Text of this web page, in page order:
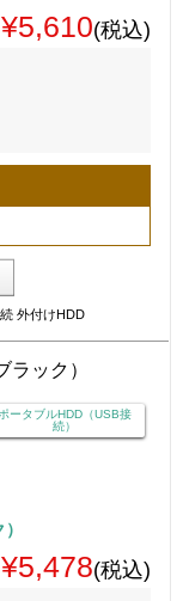
¥5,610(税込)
外付けHDD
ポータブルHDD（USB接
続）
¥5,478(税込)